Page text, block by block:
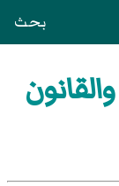
بحث